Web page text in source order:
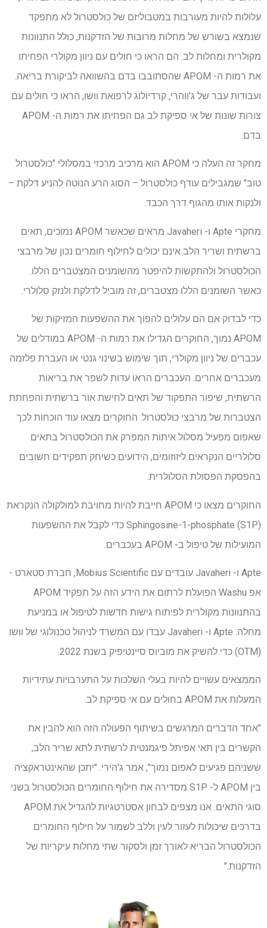
עלולות להיות מעורבות במטבוליזם של כולסטרול לא מתפקד
שנמצא בשורש של מחלות מרובות של הזדקנות, כולל התנוונות
מקולרית ומחלות לב. הם הראו כי חולים עם ניוון מקולרי הפחיתו
את רמות ה- APOM שהסתובבו בדם בהשוואה לביקורת בריאה.
ועבודות עבר של ג'ווהרי, קרדיולוג לרפואת וושו, הראו כי חולים עם
צורות שונות של אי ספיקת לב גם הפחיתו את רמות ה- APOM
בדם.
מחקר זה העלה כי APOM הוא מרכיב מרכזי במסלולי "כולסטרול
טוב" שמגבילים עודף כולסטרול – הסוג הרע הנוטה להניע דלקת –
ולנקות אותו מהגוף דרך הכבד.
מחקרי Apte ו- Javaheri מראים שכאשר APOM נמוכים, תאים
ברשתית ושריר הלב אינם יכולים לחילוף חומרים נכון של מרבצי
הכולסטרול ולהתקשות להיפטר מהשומנים המצטברים הללו.
כאשר השומנים הללו מצטברים, זה מוביל לדלקת ולנזק סלולרי.
כדי לבדוק אם הם עלולים להפוך את ההשפעות המזיקות של
APOM נמוך, החוקרים הגדילו את רמות ה- APOM במודלים של
עכברים של ניוון מקולרי, תוך שימוש בשינוי גנטי או העברת פלזמה
מעכברים אחרים. העכברים הראו עדות לשפר את בריאות
הרשתית, שיפור התפקוד של תאים לחישת אור ברשתית והפחתת
הצטברות של מרבצי כולסטרול. החוקרים מצאו עוד הוכחות לכך
שאפום מפעיל מסלול איתות המפרק את הכולסטרול בתאים
סלולריים הנקראים ליזוזומים, הידועים כשיחק תפקידים חשובים
בהפסקת הפסולת הסלולרית.
החוקרים מצאו כי APOM חייבת להיות מחויבת למולקולה הנקראת
Sphingosine-1-phosphate (S1P) כדי לקבל את ההשפעות
המועילות של טיפול ב- APOM בעכברים.
Apte ו- Javaheri עובדים עם Mobius Scientific, חברת סטארט -
אפ Washu הפועלת לרתום את הידע הזה על תפקיד APOM
בהתנוונות מקולרית לפיתוח גישות חדשות לטיפול או במניעת
מחלה. Apte ו- Javaheri עבדו עם המשרד לניהול טכנולוגי של וושו
(OTM) כדי להשיק את מוביוס סיינטיפיק בשנת 2022.
הממצאים עשויים להיות בעלי השלכות על התערבויות עתידיות
המעלות את APOM בחולים עם אי ספיקת לב.
"אחד הדברים המרגשים בשיתוף הפעולה הזה הוא להבין את
הקשרים בין תאי אפיתל פיגמנטית לרשתית לתא שריר הלב,
ששניהם פגיעים לאפום נמוך", אמר ג'הירי. "יתכן שהאינטראקציה
בין APOM ל- S1P מסדירה את חילוף החומרים הכולסטרול בשני
סוגי התאים. אנו מצפים לבחון אסטרטגיות להגדיל את APOM
בדרכים שיכולות לעזור לעין וללב לשמור על חילוף החומרים
הכולסטרול הבריא לאורך זמן ולסקור שתי מחלות עיקריות של
הזדקנות."